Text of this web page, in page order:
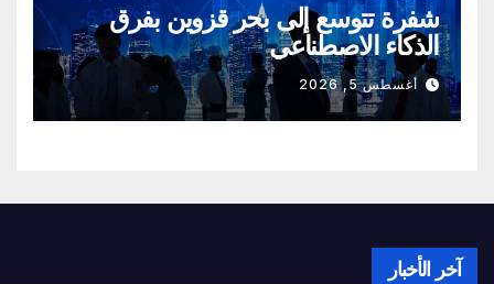
شفرة تتوسع إلى بحر قزوين بفرق
الذكاء الاصطناعي
أغسطس 5, 2026
آخر الأخبار